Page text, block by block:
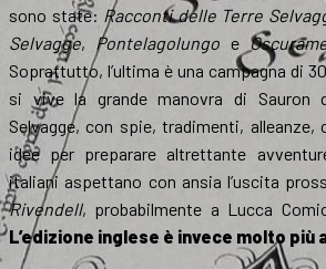
sono state: Racconti delle Terre
Selvagge, Pontelagolungo e
Soprattutto, l’ultima è una campagna di
si vive la grande manovra di Sauron
Selvagge, con spie, tradimenti,
idee per preparare altrettante
italiani aspettano con ansia l’uscita
Rivendell, probabilmente a Lucca
L’edizione inglese è invece molto più